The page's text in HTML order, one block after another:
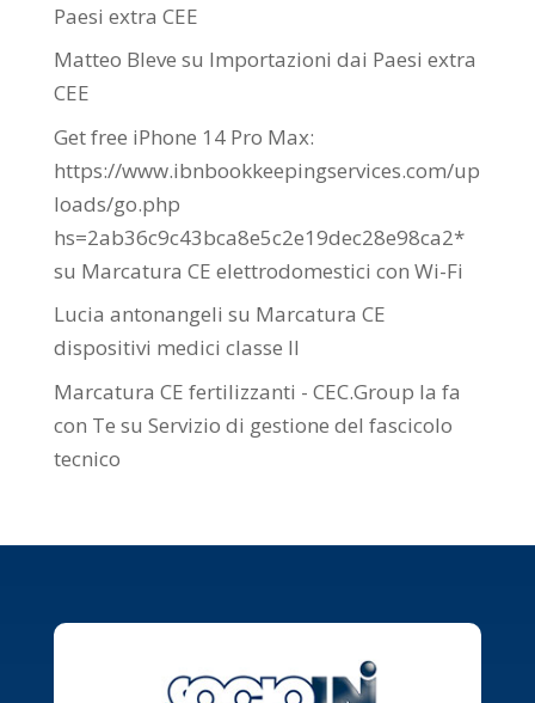
Paesi extra CEE
Matteo Bleve su Importazioni dai Paesi extra
CEE
Get free iPhone 14 Pro Max:
https://www.ibnbookkeepingservices.com/up
loads/go.php
hs=2ab36c9c43bca8e5c2e19dec28e98ca2*
su Marcatura CE elettrodomestici con Wi-Fi
Lucia antonangeli su Marcatura CE
dispositivi medici classe II
Marcatura CE fertilizzanti - CEC.Group la fa
con Te su Servizio di gestione del fascicolo
tecnico